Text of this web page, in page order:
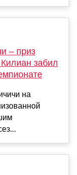
– приз
забил
на